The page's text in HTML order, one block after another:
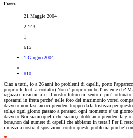
Utente
21 Maggio 2004
2,143
1
615
1 Giugno 2004
#10
Ciao a tutti, io a 26 anni ho problemi di capelli, porto
proprio le lenti a contatto).Non e' proprio un bell'insieme eh?
ragazza e insieme a lei il nostro futuro mi sento il piu' fortunato
sposarmi in fretta perche' nelle foto del matrimonio vorrei
davvero,non lasciamoci prendere troppo dalla tristezza per
sola,e ogni giorno passato a pensarci ogni momento e' un
davvero.Noi siamo quelli che siamo,e dobbiamo prendere la
bene,non dal numero di capelli che abbiamo in testa!! Per il
i mezzi a nostra disposizione contro questo problema,purche'